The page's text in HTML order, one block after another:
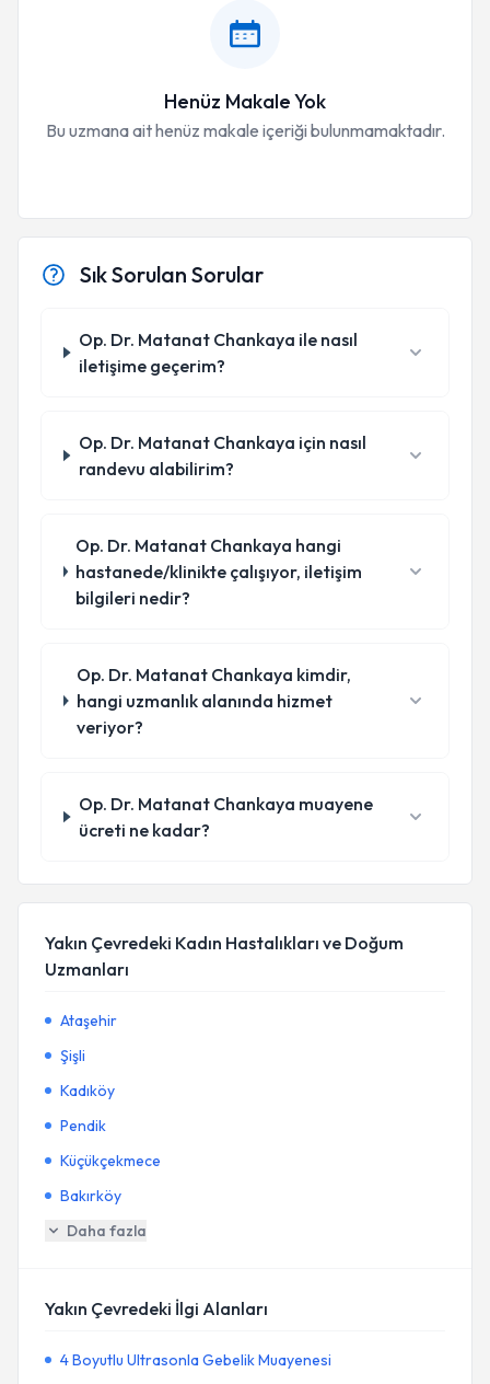
Henüz Makale Yok
Bu uzmana ait henüz makale içeriği bulunmamaktadır.
Sık Sorulan Sorular
Op. Dr. Matanat Chankaya ile nasıl
iletişime geçerim?
Op. Dr. Matanat Chankaya için nasıl
randevu alabilirim?
Op. Dr. Matanat Chankaya hangi
hastanede/klinikte çalışıyor, iletişim
bilgileri nedir?
Op. Dr. Matanat Chankaya kimdir,
hangi uzmanlık alanında hizmet
veriyor?
Op. Dr. Matanat Chankaya muayene
ücreti ne kadar?
Yakın Çevredeki Kadın Hastalıkları ve Doğum
Uzmanları
Ataşehir
Şişli
Kadıköy
Pendik
Küçükçekmece
Bakırköy
Daha fazla
Yakın Çevredeki İlgi Alanları
4 Boyutlu Ultrasonla Gebelik Muayenesi